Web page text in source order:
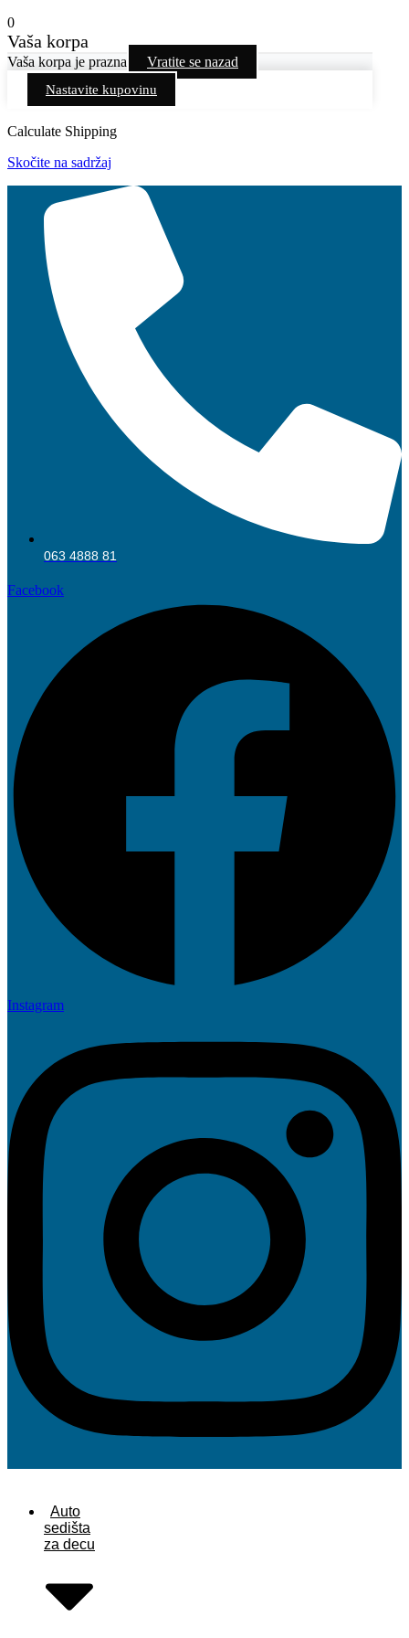
0
Vaša korpa
Vaša korpa je prazna Vratite se nazad
Nastavite kupovinu
Calculate Shipping
Skočite na sadržaj
063 4888 81
Facebook
Instagram
Auto
sedišta
za decu